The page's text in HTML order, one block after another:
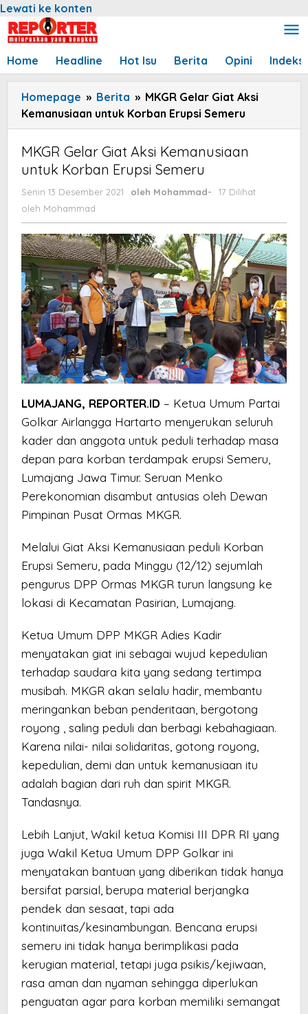
Lewati ke konten
Home Headline Hot Isu Berita Opini Indeks
Homepage » Berita » MKGR Gelar Giat Aksi
Kemanusiaan untuk Korban Erupsi Semeru
MKGR Gelar Giat Aksi Kemanusiaan
untuk Korban Erupsi Semeru
Senin 13 Desember 2021 oleh Mohammad-
17 Dilihat
oleh Mohammad
LUMAJANG, REPORTER.ID – Ketua Umum Partai
Golkar Airlangga Hartarto menyerukan seluruh
kader dan anggota untuk peduli terhadap masa
depan para korban terdampak erupsi Semeru,
Lumajang Jawa Timur. Seruan Menko
Perekonomian disambut antusias oleh Dewan
Pimpinan Pusat Ormas MKGR.
Melalui Giat Aksi Kemanusiaan peduli Korban
Erupsi Semeru, pada Minggu (12/12) sejumlah
pengurus DPP Ormas MKGR turun langsung ke
lokasi di Kecamatan Pasirian, Lumajang.
Ketua Umum DPP MKGR Adies Kadir
menyatakan giat ini sebagai wujud kepedulian
terhadap saudara kita yang sedang tertimpa
musibah. MKGR akan selalu hadir, membantu
meringankan beban penderitaan, bergotong
royong , saling peduli dan berbagi kebahagiaan.
Karena nilai- nilai solidaritas, gotong royong,
kepedulian, demi dan untuk kemanusiaan itu
adalah bagian dari ruh dan spirit MKGR.
Tandasnya.
Lebih Lanjut, Wakil ketua Komisi III DPR RI yang
juga Wakil Ketua Umum DPP Golkar ini
menyatakan bantuan yang diberikan tidak hanya
bersifat parsial, berupa material berjangka
pendek dan sesaat, tapi ada
kontinuitas/kesinambungan. Bencana erupsi
semeru ini tidak hanya berimplikasi pada
kerugian material, tetapi juga psikis/kejiwaan,
rasa aman dan nyaman sehingga diperlukan
penguatan agar para korban memiliki semangat